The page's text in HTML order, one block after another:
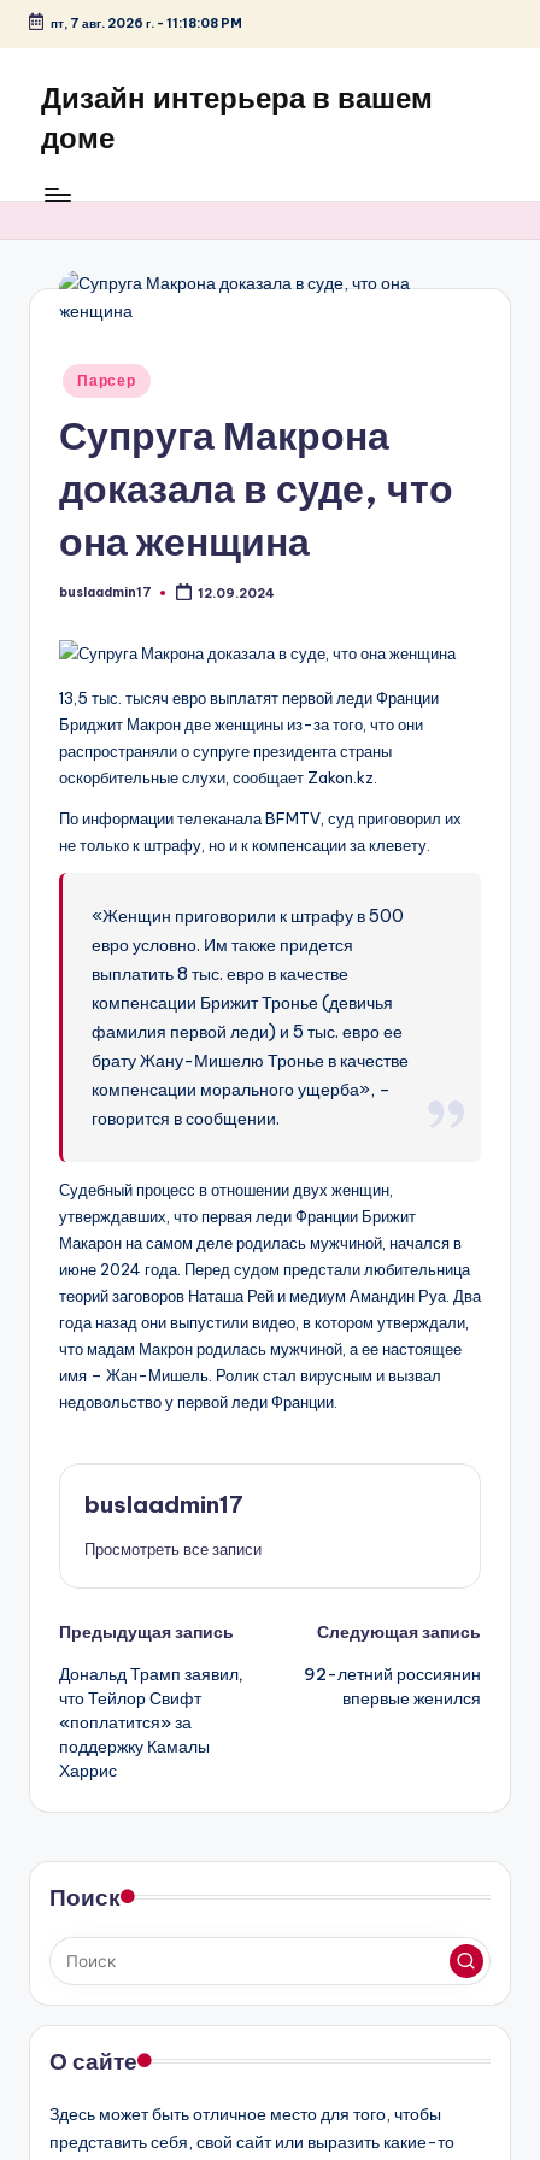
Перейти
содержимому
пт, 7 авг. 2026 г.- 11:18:08 PM
Дизайн интерьера в вашем
доме
Опубликовано
Парсер
Супруга Макрона
доказала в суде, что
она женщина
Запись
buslaadmin17 12.09.2024
13,5 тыс. тысяч евро выплатят первой леди Франции
Бриджит Макрон две женщины из-за того, что они
распространяли о супруге президента страны
оскорбительные слухи, сообщает Zakon.kz.
По информации телеканала BFMTV, суд приговорил их
не только к штрафу, но и к компенсации за клевету.
«Женщин приговорили к штрафу в 500
евро условно. Им также придется
выплатить 8 тыс. евро в качестве
компенсации Брижит Тронье (девичья
фамилия первой леди) и 5 тыс. евро ее
брату Жану-Мишелю Тронье в качестве
компенсации морального ущерба», –
говорится в сообщении.
Судебный процесс в отношении двух женщин,
утверждавших, что первая леди Франции Брижит
Макарон на самом деле родилась мужчиной, начался в
июне 2024 года. Перед судом предстали любительница
теорий заговоров Наташа Рей и медиум Амандин Руа. Два
года назад они выпустили видео, в котором утверждали,
что мадам Макрон родилась мужчиной, а ее настоящее
имя – Жан-Мишель. Ролик стал вирусным и вызвал
недовольство у первой леди Франции.
buslaadmin17
Просмотреть все записи
Навигация
записи
Предыдущая запись
Дональд Трамп заявил,
что Тейлор Свифт
«поплатится» за
поддержку Камалы
Харрис
Следующая запись
92-летний россиянин
впервые женился
Поиск
О сайте
Здесь может быть отличное место для того, чтобы
представить себя, свой сайт или выразить какие-то